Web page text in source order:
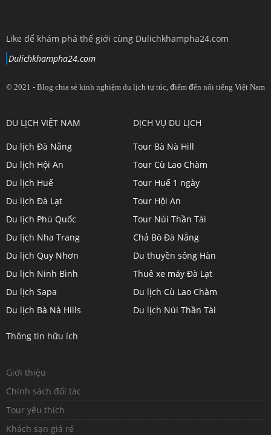
Like để khám phá thế giới cùng Dulichkhampha24.com
Dulichkhampha24.com
© 2021 - Blog chia sẻ kinh nghiệm du lịch tự túc, điểm đến nổi tiếng Việt Nam
profile
on
Twitter
profile
on
LinkedIn
profile
on
YouTube
profile
on
Google+
DU LỊCH VIỆT NAM
Du lịch Đà Nẵng
Du lịch Hội An
Du lịch Huế
Du lịch Đà Lạt
Du lịch Phú Quốc
Du lịch Nha Trang
Du lịch Quy Nhơn
Du lịch Ninh Bình
Du lịch Sapa
Du lịch Bà Nà Hills
DỊCH VỤ DU LỊCH
Tour Bà Nà Hill
Tour Cù Lao Chàm
Tour Huế 1 ngày
Tour Hội An
Tour Núi Thần Tài
Chả Bò Đà Nẵng
Du thuyền sông Hàn
Thuê xe máy Đà Lạt
Du lịch Cù Lao Chàm
Du lịch Núi Thần Tài
Thông tin hữu ích
Giới thiệu
Chính sách đối tác
Tour yêu thích
Khách sạn giá rẻ